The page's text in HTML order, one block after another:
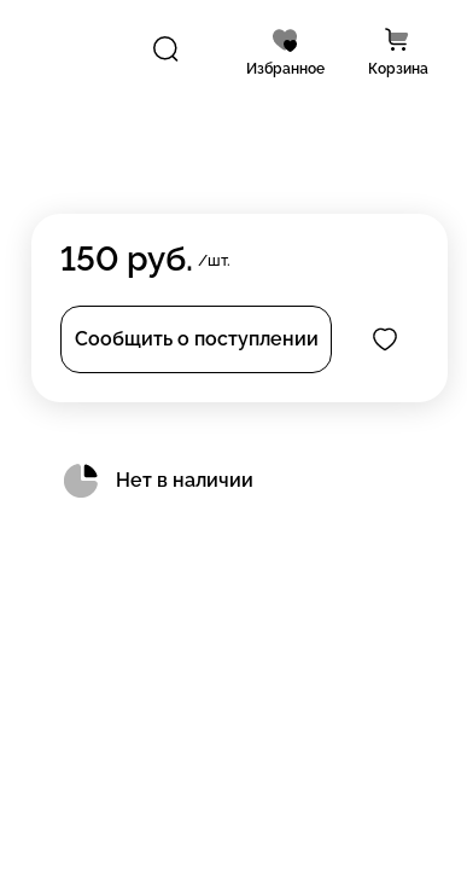
Избранное Корзина
150 руб. /шт.
Сообщить о поступлении
Нет в наличии